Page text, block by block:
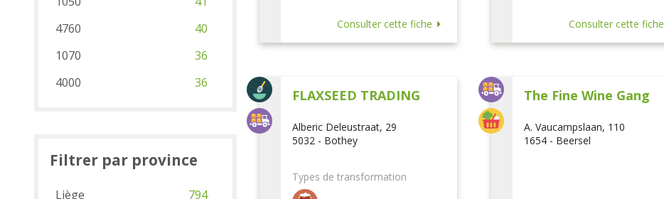
Consulter cette fiche Consulter cette fiche
FLAXSEED TRADING
Alberic Deleustraat, 29
5032 - Bothey
Types de transformation
The Fine Wine Gang
A. Vaucampslaan, 110
1654 - Beersel
4760
40
1070
36
4000
36
Filtrer par province
Liège
794